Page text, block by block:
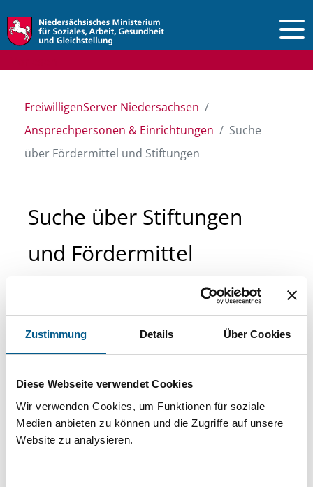
Zustimmung Details Über Cookies
Diese Webseite verwendet Cookies
Wir verwenden Cookies, um Funktionen für soziale
Medien anbieten zu können und die Zugriffe auf unsere
Website zu analysieren.
FreiwilligenServer Niedersachsen
Ansprechpersonen & Einrichtungen
Suche
über Fördermittel und Stiftungen
Suche über Stiftungen
und Fördermittel
Sie suchen finanzielle Unterstützung für ein
Projekt oder ein Vorhaben? Hier können Sie
direkt über unsere Fördermitteldatenbank und
Suche bitte die Groß- und Kleinschreibung
beachten.